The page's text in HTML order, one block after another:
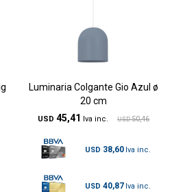
Luminaria Colgante Gio Azul ø
20 cm
USD 45,41 USD 50,46
USD 38,60
USD 40,87